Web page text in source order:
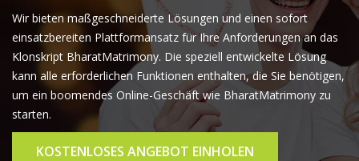
Wir bieten maßgeschneiderte Lösungen und einen sofort
einsatzbereiten Plattformansatz für Ihre Anforderungen an das
Klonskript BharatMatrimony. Die speziell entwickelte Lösung
kann alle erforderlichen Funktionen enthalten, die Sie benötigen,
um ein boomendes Online-Geschäft wie BharatMatrimony zu
starten.
KOSTENLOSES ANGEBOT EINHOLEN